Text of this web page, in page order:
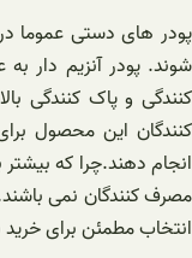
پودر های دستی عموما
شوند. پودر آنزیم دار
کنندگی و پاک کنندگی
کنندگان این محصول
انجام دهند.چرا که بیشتر
مصرف کنندگان نمی
انتخاب مطمئن برای